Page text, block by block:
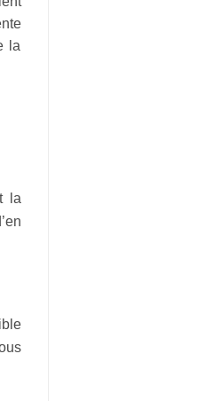
la
la